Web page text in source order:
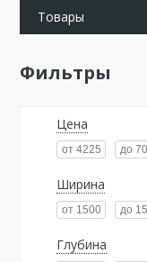
Товары
Фильтры
Цена
Ширина
Глубина